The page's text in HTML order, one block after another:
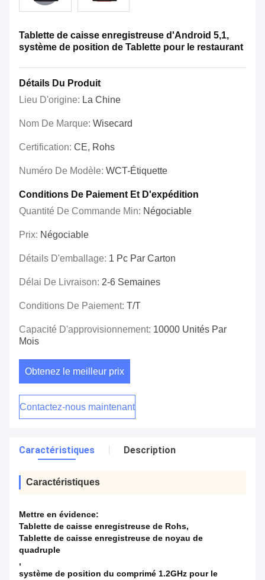
Tablette de caisse enregistreuse d'Android 5,1,
système de position de Tablette pour le restaurant
Détails Du Produit
Lieu D'origine: La Chine
Nom De Marque: Wisecard
Certification: CE, Rohs
Numéro De Modèle: WCT-Étiquette
Conditions De Paiement Et D'expédition
Quantité De Commande Min: Négociable
Prix: Négociable
Détails D'emballage: 1 Pc Par Carton
Délai De Livraison: 2-6 Semaines
Conditions De Paiement: T/T
Capacité D'approvisionnement: 10000 Unités Par
Mois
Obtenez le meilleur prix
Contactez-nous maintenant
Caractéristiques Description
Caractéristiques
Mettre en évidence:
Tablette de caisse enregistreuse de Rohs,
Tablette de caisse enregistreuse de noyau de
quadruple
,
système de position du comprimé 1.2GHz pour le